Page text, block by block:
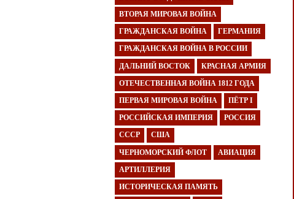
ВТОРАЯ МИРОВАЯ ВОЙНА
ГРАЖДАНСКАЯ ВОЙНА ГЕРМАНИЯ
ГРАЖДАНСКАЯ ВОЙНА В РОССИИ
ДАЛЬНИЙ ВОСТОК КРАСНАЯ АРМИЯ
ОТЕЧЕСТВЕННАЯ ВОЙНА 1812 ГОДА
ПЕРВАЯ МИРОВАЯ ВОЙНА ПЁТР I
РОССИЙСКАЯ ИМПЕРИЯ РОССИЯ
СССР США
ЧЕРНОМОРСКИЙ ФЛОТ АВИАЦИЯ
АРТИЛЛЕРИЯ
ИСТОРИЧЕСКАЯ ПАМЯТЬ